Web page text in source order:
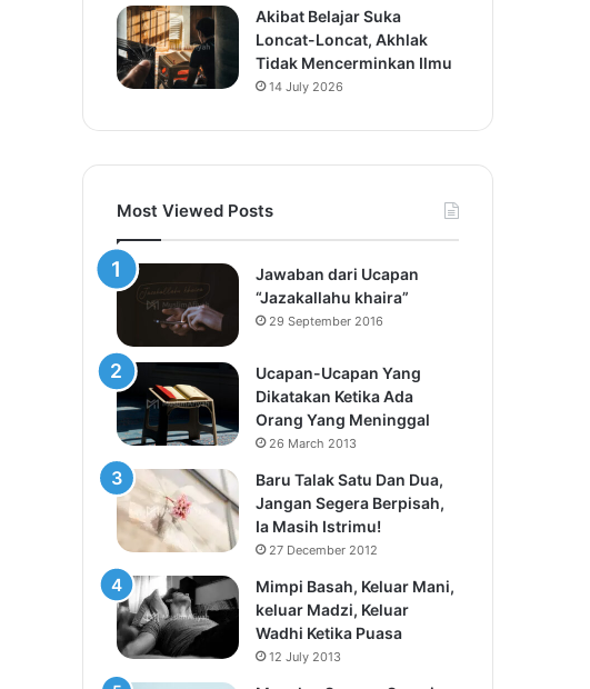
Akibat Belajar Suka
Loncat-Loncat, Akhlak
Tidak Mencerminkan Ilmu
14 July 2026
Most Viewed Posts
Jawaban dari Ucapan
“Jazakallahu khaira”
29 September 2016
Ucapan-Ucapan Yang
Dikatakan Ketika Ada
Orang Yang Meninggal
26 March 2013
Baru Talak Satu Dan Dua,
Jangan Segera Berpisah,
Ia Masih Istrimu!
27 December 2012
Mimpi Basah, Keluar Mani,
keluar Madzi, Keluar
Wadhi Ketika Puasa
12 July 2013